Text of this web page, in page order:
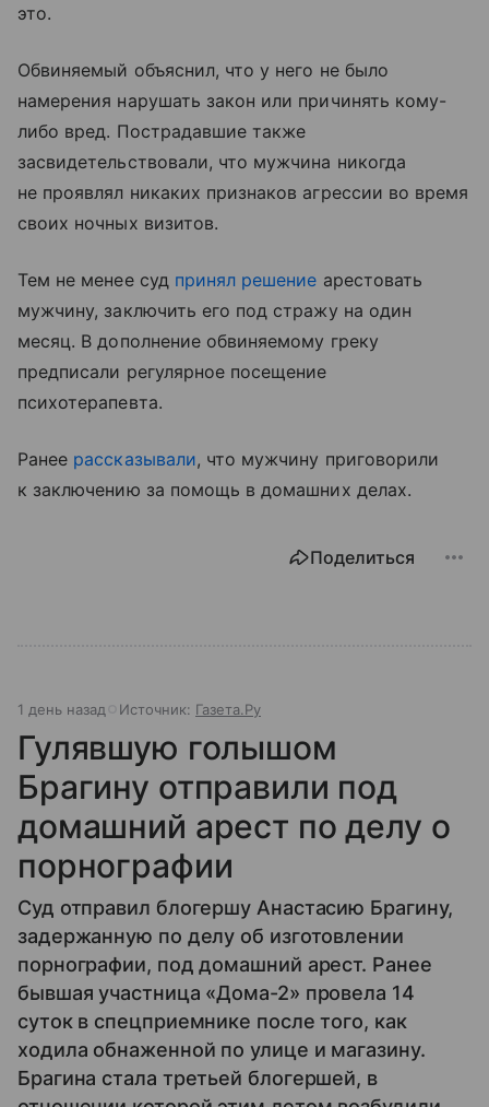
это.
Обвиняемый объяснил, что у него не было
намерения нарушать закон или причинять кому-
либо вред. Пострадавшие также
засвидетельствовали, что мужчина никогда
не проявлял никаких признаков агрессии во время
своих ночных визитов.
Тем не менее суд принял решение арестовать
мужчину, заключить его под стражу на один
месяц. В дополнение обвиняемому греку
предписали регулярное посещение
психотерапевта.
Ранее рассказывали, что мужчину приговорили
к заключению за помощь в домашних делах.
Поделиться
1 день назад Источник: Газета.Ру
Гулявшую голышом
Брагину отправили под
домашний арест по делу о
порнографии
Суд отправил блогершу Анастасию Брагину,
задержанную по делу об изготовлении
порнографии, под домашний арест. Ранее
бывшая участница «Дома-2» провела 14
суток в спецприемнике после того, как
ходила обнаженной по улице и магазину.
Брагина стала третьей блогершей, в